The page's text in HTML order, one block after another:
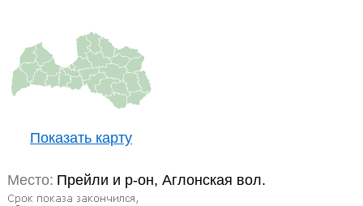
Показать карту
Место: Прейли и р-он, Аглонская вол.